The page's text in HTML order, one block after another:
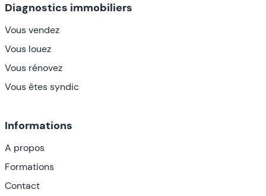
Diagnostics immobiliers
Vous vendez
Vous louez
Vous rénovez
Vous êtes syndic
Informations
A propos
Formations
Contact